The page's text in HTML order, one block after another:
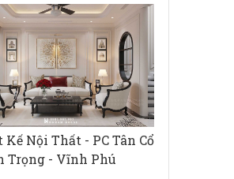
Nội Thất - PC Tân Cổ
Trọng - Vĩnh Phú